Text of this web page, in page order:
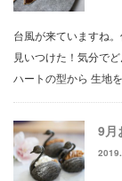
台風が来ていますね
見いつけた！気分で
ハートの型から 生地
9月